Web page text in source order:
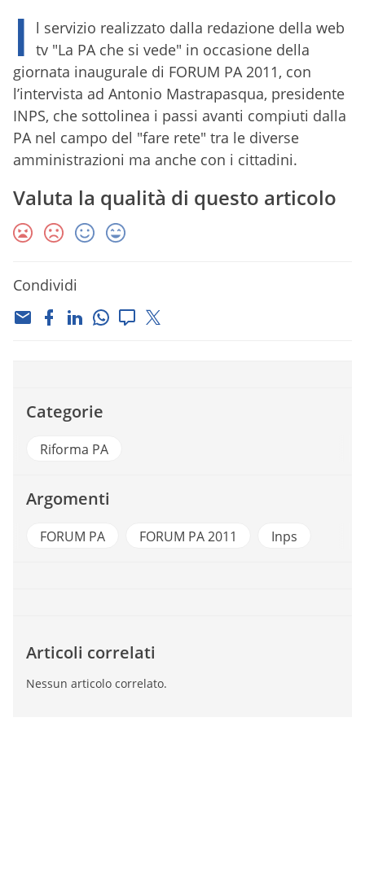
I
l servizio realizzato dalla redazione della web
tv "La PA che si vede" in occasione della
giornata inaugurale di FORUM PA 2011, con
l’intervista ad Antonio Mastrapasqua, presidente
INPS, che sottolinea i passi avanti compiuti dalla
PA nel campo del "fare rete" tra le diverse
amministrazioni ma anche con i cittadini.
Valuta la qualità di questo articolo
Condividi
Categorie
Riforma PA
Argomenti
FORUM PA FORUM PA 2011 Inps
Articoli correlati
Nessun articolo correlato.